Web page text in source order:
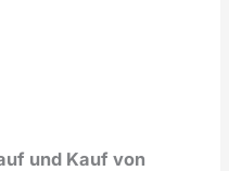
und Kauf von